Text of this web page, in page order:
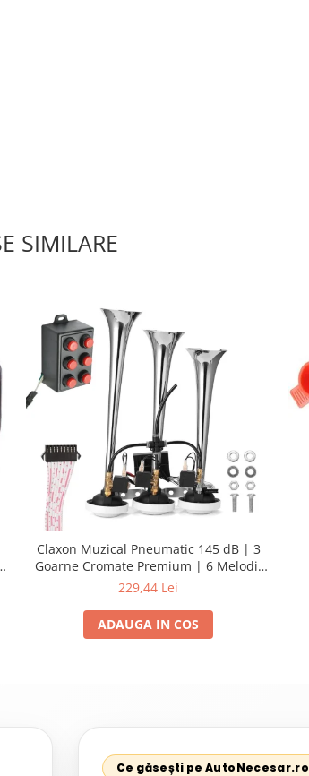
SIMILARE
Claxon Muzical Pneumatic 145 dB | 3
Goarne Cromate Premium | 6 Melodii
Selectabile
229,44 Lei
ADAUGA IN COS
Ce găsești pe AutoNecesar.ro